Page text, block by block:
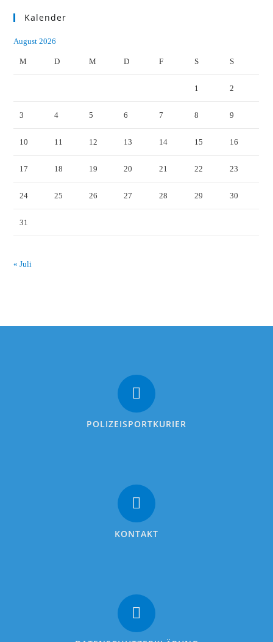
Kalender
August 2026
M D M D F S S
1 2
3 4 5 6 7 8 9
10 11 12 13 14 15 16
17 18 19 20 21 22 23
24 25 26 27 28 29 30
31
« Juli
POLIZEISPORTKURIER
KONTAKT